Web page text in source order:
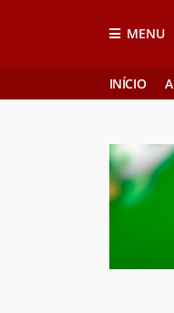
MENU
INÍCIO